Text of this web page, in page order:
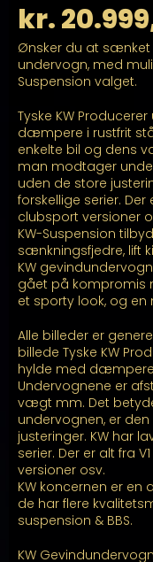
kr.
Ønsker du at sænket
undervogn, med
Suspension valget.
Tyske KW
dæmpere i rustfrit
enkelte bil og dens
man modtager
uden de store
forskellige serier. Der
clubsport versioner
KW-Suspension
sænkningsfjedre, lift
KW
gået på kompromis
et sporty look, og
Alle billeder er
billede Tyske KW
hylde med
Undervognene er
vægt mm. Det
undervognen, er
justeringer. KW har
serier. Der er alt fra
versioner osv.
KW koncernen er en
de har flere
suspension & BBS.
KW